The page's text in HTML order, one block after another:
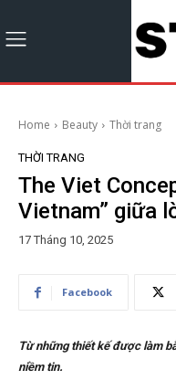
Home Beauty Thời trang
THỜI TRANG
The Viet
Vietnam” giữa
17 Tháng 10, 2025
Facebook
Từ những thiết kế được làm
niềm tin.